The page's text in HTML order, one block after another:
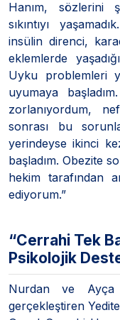
Hanım, sözlerini
sıkıntıyı
insülin direnci,
eklemlerde
Uyku problemleri
uyumaya
zorlanıyordum,
sonrası bu
yerindeyse ikinci
başladım. Obezite
hekim tarafından
ediyorum.”
“Cerrahi Tek
Psikolojik
Nurdan ve Ayça
gerçekleştiren